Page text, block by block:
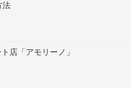
法
店「アモリーノ」